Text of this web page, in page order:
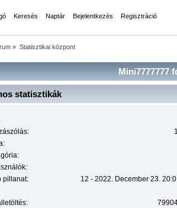
Keresés Naptár Bejelentkezés Regisztráció
» Statisztikai központ
Mini7777777
statisztikák
pillanat:
12 - 2022. December 23.